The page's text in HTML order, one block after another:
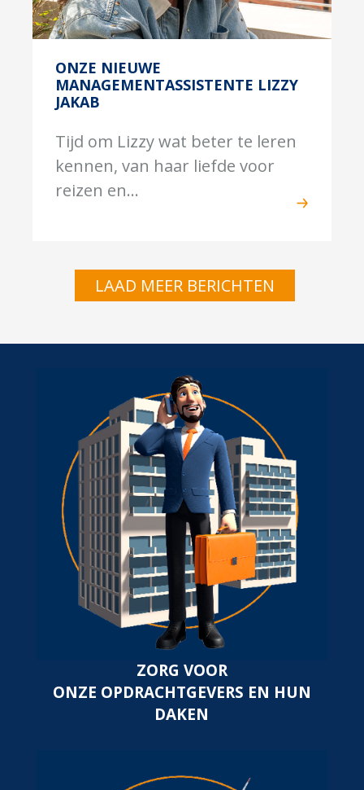
ONZE NIEUWE
MANAGEMENTASSISTENTE LIZZY
JAKAB
Tijd om Lizzy wat beter te leren
kennen, van haar liefde voor
reizen en...
LAAD MEER BERICHTEN
ZORG VOOR
ONZE OPDRACHTGEVERS EN HUN
DAKEN